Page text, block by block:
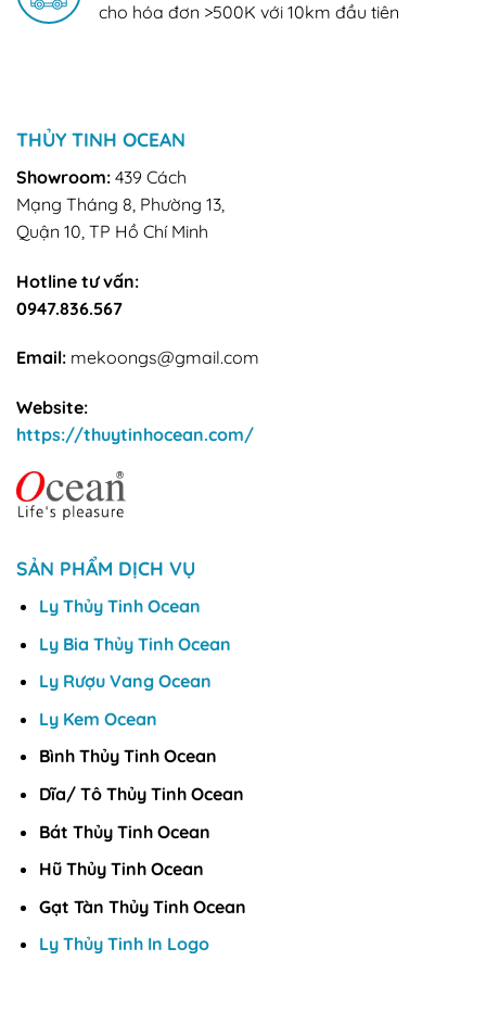
cho hóa đơn >500K với 10km đầu tiên
THỦY TINH OCEAN
Showroom: 439 Cách
Mạng Tháng 8, Phường 13,
Quận 10, TP Hồ Chí Minh
Hotline tư vấn:
0947.836.567
Email: mekoongs@gmail.com
Website:
https://thuytinhocean.com/
SẢN PHẨM DỊCH VỤ
Ly Thủy Tinh Ocean
Ly Bia Thủy Tinh Ocean
Ly Rượu Vang Ocean
Ly Kem Ocean
Bình Thủy Tinh Ocean
Dĩa/ Tô Thủy Tinh Ocean
Bát Thủy Tinh Ocean
Hũ Thủy Tinh Ocean
Gạt Tàn Thủy Tinh Ocean
Ly Thủy Tinh In Logo